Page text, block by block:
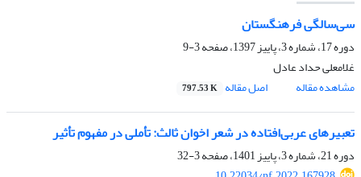
سی‌سالگی فرهنگستان
دوره 17، شماره 3، پاییز 1397، صفحه
3-9
غلامعلی حداد عادل
مشاهده مقاله
اصل مقاله 797.53 K
تعبیرهای عربی‌افتاده در شعر اخوان ثالث: تأملی در مفهوم تأثیر
دوره 21، شماره 3، پاییز 1401، صفحه
3-32